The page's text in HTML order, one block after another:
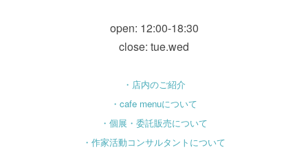
open: 12:00-18:30
close: tue.wed
・店内のご紹介
・cafe menuについて
・個展・委託販売について
・作家活動コンサルタントについて